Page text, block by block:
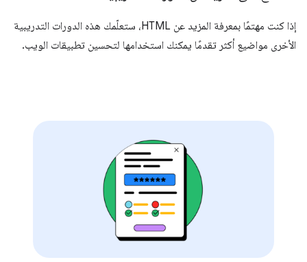
إذا كنت مهتمًا بمعرفة المزيد عن HTML، ستعلّمك هذه الدورات التدريبية
الأخرى مواضيع أكثر تقدمًا يمكنك استخدامها لتحسين تطبيقات الويب.